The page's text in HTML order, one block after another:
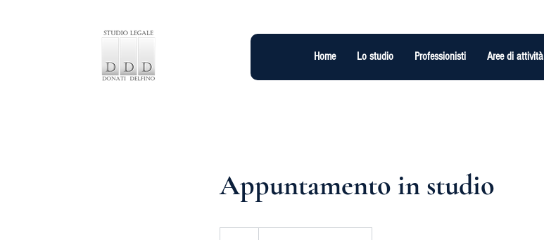
Home Lo studio Professionisti Aree di attività
Appuntamento in studio